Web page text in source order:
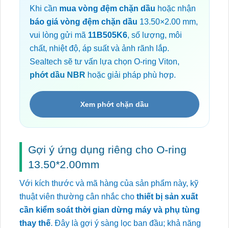
Khi cần mua vòng đệm chặn dầu hoặc nhận
báo giá vòng đệm chặn dầu 13.50×2.00 mm,
vui lòng gửi mã 11B505K6, số lượng, môi
chất, nhiệt độ, áp suất và ảnh rãnh lắp.
Sealtech sẽ tư vấn lựa chọn O-ring Viton,
phớt dầu NBR hoặc giải pháp phù hợp.
Xem phớt chặn dầu
Gợi ý ứng dụng riêng cho O-ring
13.50*2.00mm
Với kích thước và mã hàng của sản phẩm này, kỹ
thuật viên thường cân nhắc cho thiết bị sản xuất
cần kiểm soát thời gian dừng máy và phụ tùng
thay thế. Đây là gợi ý sàng lọc ban đầu; khả năng